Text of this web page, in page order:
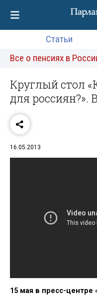
Статьи
Все о пенсиях в
Круглый стол
для россиян?».
16.05.2013
15 мая в пресс-центре